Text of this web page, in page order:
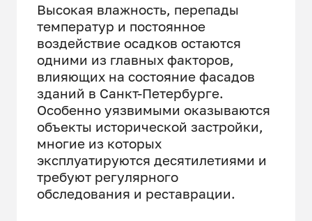
Высокая влажность, перепады
температур и постоянное
воздействие осадков остаются
одними из главных факторов,
влияющих на состояние фасадов
зданий в Санкт-Петербурге.
Особенно уязвимыми оказываются
объекты исторической застройки,
многие из которых
эксплуатируются десятилетиями и
требуют регулярного
обследования и реставрации.